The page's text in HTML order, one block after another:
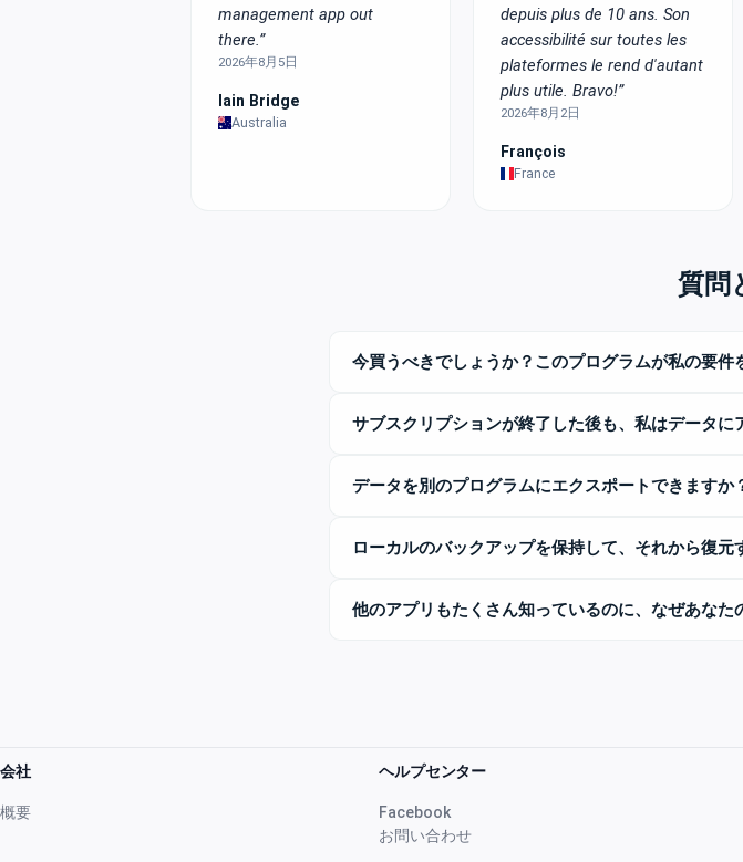
management app out
there.”
2026年8月5日
Iain Bridge
Australia
depuis plus de 10 ans. Son
accessibilité sur toutes les
plateformes le rend d'autant
plus utile. Bravo!”
2026年8月2日
François
France
質問
今買うべきでしょうか？このプログラムが私の要件
サブスクリプションが終了した後も、私はデータに
データを別のプログラムにエクスポートできますか
ローカルのバックアップを保持して、それから復元
他のアプリもたくさん知っているのに、なぜあなた
会社
概要
ヘルプセンター
Facebook
お問い合わせ